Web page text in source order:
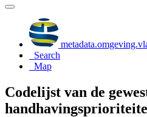
Search
Map
Codelijst van de